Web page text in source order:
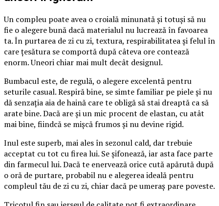
Un compleu poate avea o croială minunată și totuși să nu
fie o alegere bună dacă materialul nu lucrează în favoarea
ta. În purtarea de zi cu zi, textura, respirabilitatea și felul în
care țesătura se comportă după câteva ore contează
enorm. Uneori chiar mai mult decât designul.
Bumbacul este, de regulă, o alegere excelentă pentru
seturile casual. Respiră bine, se simte familiar pe piele și nu
dă senzația aia de haină care te obligă să stai dreaptă ca să
arate bine. Dacă are și un mic procent de elastan, cu atât
mai bine, fiindcă se mișcă frumos și nu devine rigid.
Inul este superb, mai ales în sezonul cald, dar trebuie
acceptat cu tot cu firea lui. Se șifonează, iar asta face parte
din farmecul lui. Dacă te enervează orice cută apărută după
o oră de purtare, probabil nu e alegerea ideală pentru
compleul tău de zi cu zi, chiar dacă pe umeraș pare poveste.